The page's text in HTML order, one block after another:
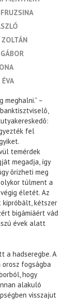
meghalni.” –
fel
temérdek
megadja, így
ôrizheti meg
olykor túlment a
életét. Az
kipróbált, kétszer
bigámiáért vád
évek alatt
a hadseregbe. A
fogságba
hogy
alakuló
visszajut